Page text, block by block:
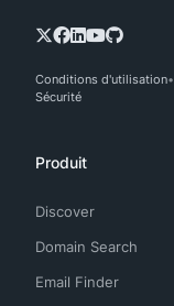
Conditions d'utilisation
Sécurité
Produit
Discover
Domain Search
Email Finder